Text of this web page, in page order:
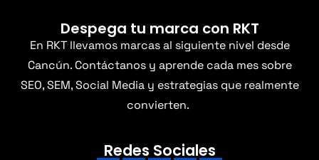
Despega tu marca con RKT
En RKT llevamos marcas al siguiente nivel desde
Cancún. Contáctanos y aprende cada mes sobre
SEO, SEM, Social Media y estrategias que realmente
convierten.
Redes Sociales